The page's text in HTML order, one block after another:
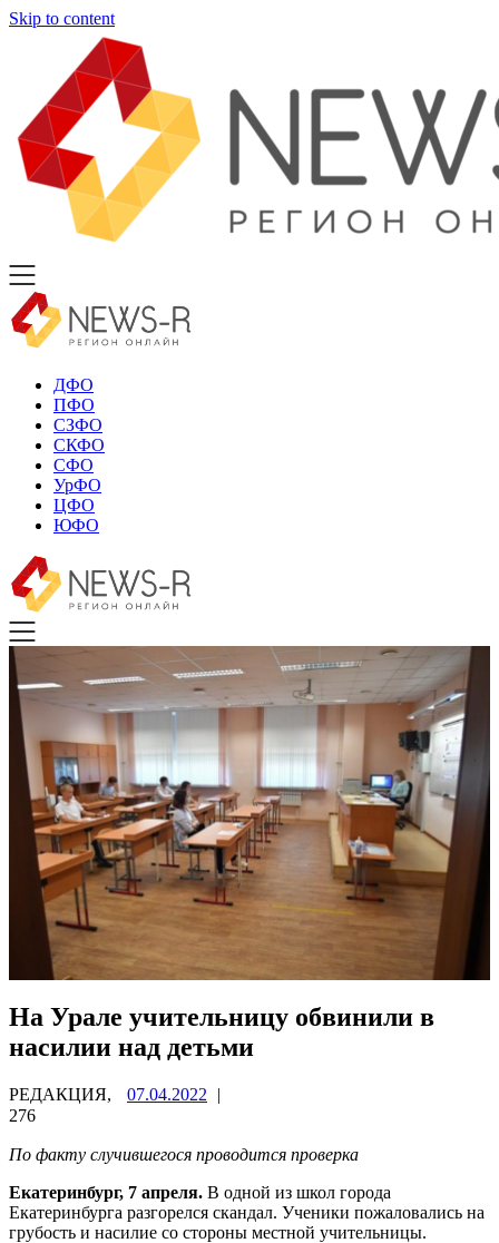
Skip to content
ДФО
ПФО
СЗФО
СКФО
СФО
УрФО
ЦФО
ЮФО
На Урале учительницу обвинили в
насилии над детьми
РЕДАКЦИЯ, 07.04.2022
|
276
По факту случившегося проводится проверка
Екатеринбург, 7 апреля. В одной из школ города
Екатеринбурга разгорелся скандал. Ученики пожаловались на
грубость и насилие со стороны местной учительницы.